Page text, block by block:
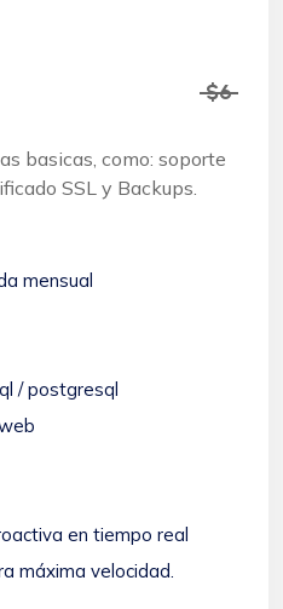
$6
basicas, como: soporte
SSL y Backups.
mensual
/ postgresql
en tiempo real
máxima velocidad.